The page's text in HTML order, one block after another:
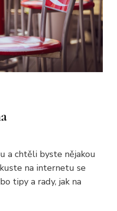
a chtěli byste nějakou
na internetu se
tipy a rady, jak na